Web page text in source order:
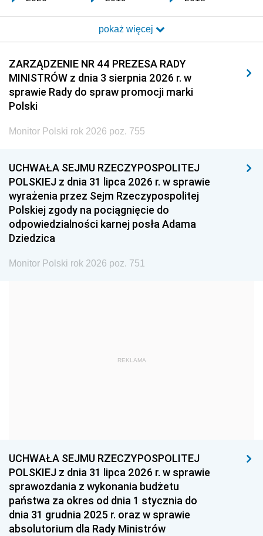
2017 2016 2015
2014 2013 2012
2011 2010 2009
2008 2007 2006
2005
1996 1995 1994
1993 1992 1991
1990 1989
1987 1986 1985
1968
1954 1953 1952
1951 1950
1948 1947 1946
1939 1938
pokaż więcej
ZARZĄDZENIE NR 44 PREZESA RADY
MINISTRÓW z dnia 3 sierpnia 2026 r. w
sprawie Rady do spraw promocji marki
Polski
Monitor Polski rok 2026 poz. 755
UCHWAŁA SEJMU RZECZYPOSPOLITEJ
POLSKIEJ z dnia 31 lipca 2026 r. w sprawie
wyrażenia przez Sejm Rzeczypospolitej
Polskiej zgody na pociągnięcie do
odpowiedzialności karnej posła Adama
Dziedzica
Monitor Polski rok 2026 poz. 751
REKLAMA
UCHWAŁA SEJMU RZECZYPOSPOLITEJ
POLSKIEJ z dnia 31 lipca 2026 r. w sprawie
sprawozdania z wykonania budżetu
państwa za okres od dnia 1 stycznia do
dnia 31 grudnia 2025 r. oraz w sprawie
absolutorium dla Rady Ministrów